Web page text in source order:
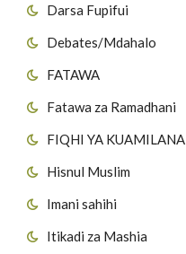
Darsa Fupifui
Debates/Mdahalo
FATAWA
Fatawa za Ramadhani
FIQHI YA KUAMILANA
Hisnul Muslim
Imani sahihi
Itikadi za Mashia